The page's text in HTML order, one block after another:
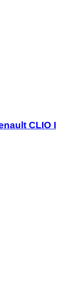
CLIO I